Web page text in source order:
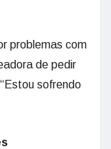
problemas com
de pedir
sofrendo